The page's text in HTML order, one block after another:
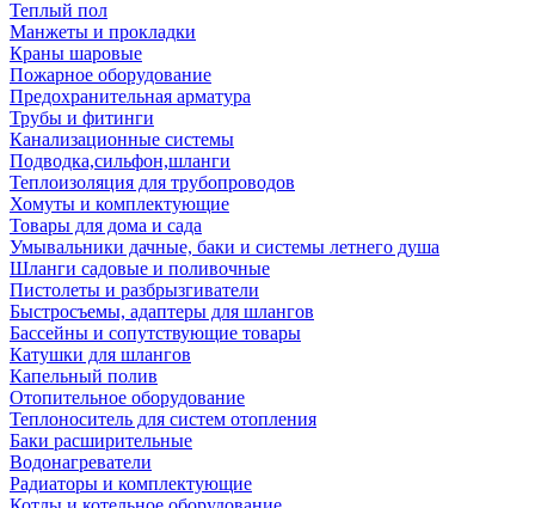
Теплый пол
Манжеты и прокладки
Краны шаровые
Пожарное оборудование
Предохранительная арматура
Трубы и фитинги
Канализационные системы
Подводка,сильфон,шланги
Теплоизоляция для трубопроводов
Хомуты и комплектующие
Товары для дома и сада
Умывальники дачные, баки и системы летнего душа
Шланги садовые и поливочные
Пистолеты и разбрызгиватели
Быстросъемы, адаптеры для шлангов
Бассейны и сопутствующие товары
Катушки для шлангов
Капельный полив
Отопительное оборудование
Теплоноситель для систем отопления
Баки расширительные
Водонагреватели
Радиаторы и комплектующие